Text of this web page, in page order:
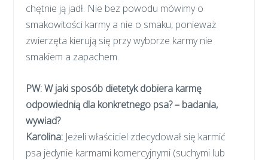
chętnie ją jadł. Nie bez powodu mówimy o
smakowitości karmy a nie o smaku, ponieważ
zwierzęta kierują się przy wyborze karmy nie
smakiem a zapachem.
PW: W jaki sposób dietetyk dobiera karmę
odpowiednią dla konkretnego psa? – badania,
wywiad?
Karolina: Jeżeli właściciel zdecydował się karmić
psa jedynie karmami komercyjnymi (suchymi lub